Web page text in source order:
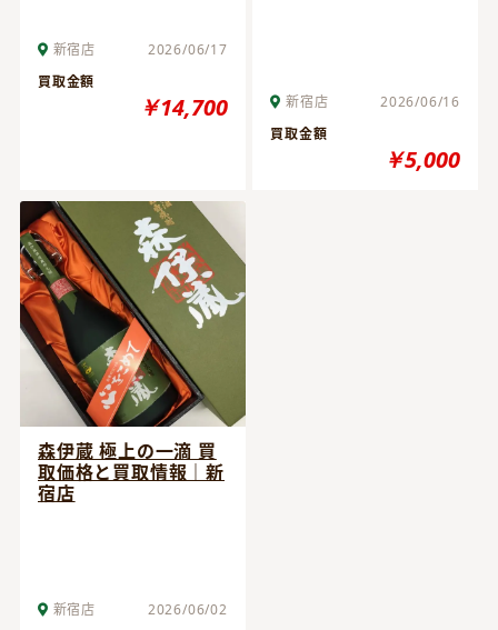
新宿店
2026/06/17
買取金額
￥14,700 新宿店
2026/06/16
買取金額
￥5,000
森伊蔵 極上の一滴 買
取価格と買取情報｜新
宿店
新宿店
2026/06/02